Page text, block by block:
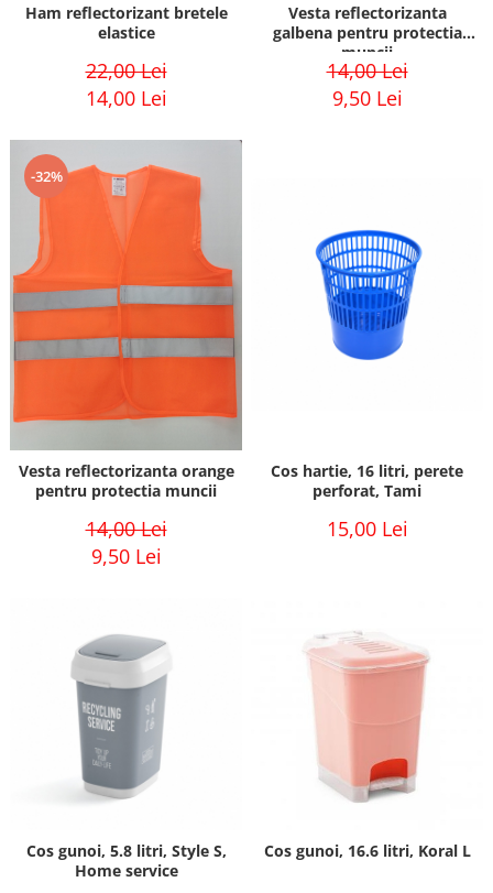
Ham reflectorizant bretele
elastice
22,00 Lei
14,00 Lei
Vesta reflectorizanta
galbena pentru protectia
muncii
14,00 Lei
9,50 Lei
-32%
Vesta reflectorizanta orange
pentru protectia muncii
14,00 Lei
9,50 Lei
Cos hartie, 16 litri, perete
perforat, Tami
15,00 Lei
Cos gunoi, 5.8 litri, Style S,
Home service
Cos gunoi, 16.6 litri, Koral L